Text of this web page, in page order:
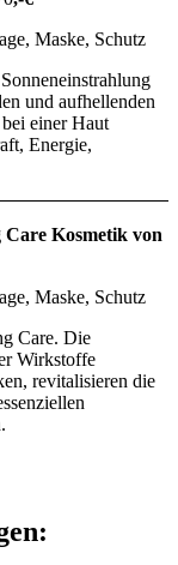
Maske, Schutz
und aufhellenden
einer Haut
Energie,
Kosmetik von
Maske, Schutz
Care. Die
Wirkstoffe
revitalisieren die